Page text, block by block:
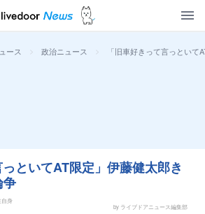
ース > 政治ニュース > 「旧車好きって言っとい
っといてAT限定」伊藤健太郎き
争
自身
by ライブドアニュース編集部